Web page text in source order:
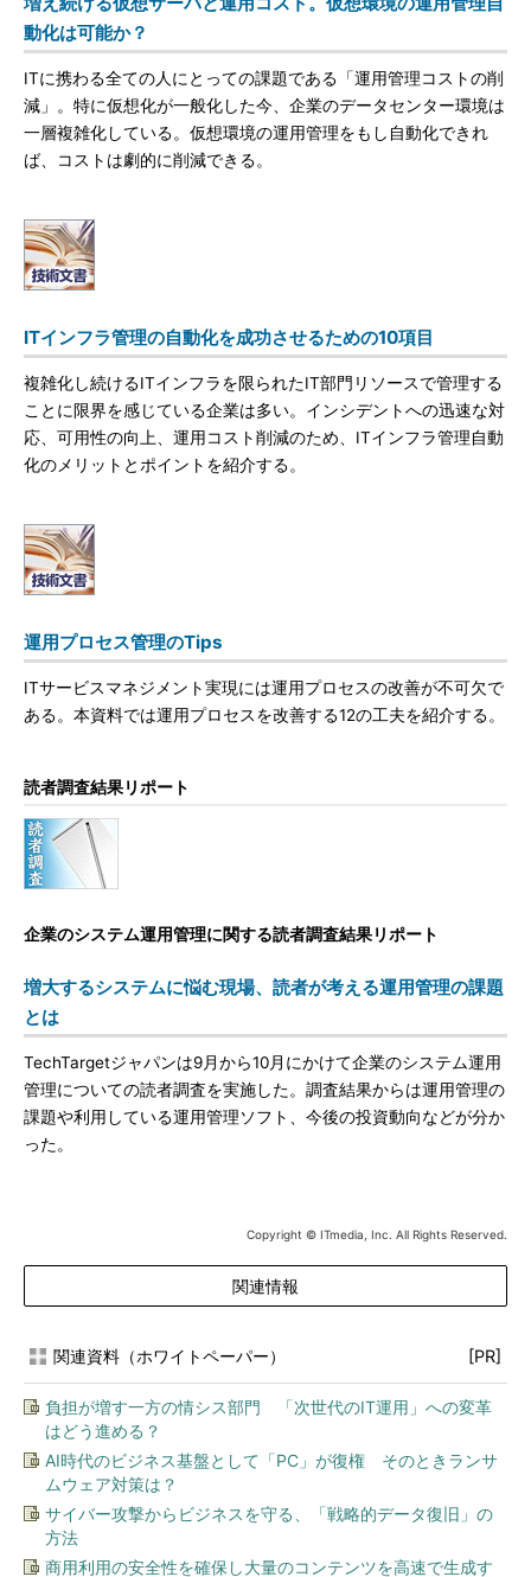
動化は可能か？
ITに携わる全ての人にとっての課題である「運用管理コストの削
減」。特に仮想化が一般化した今、企業のデータセンター環境は
一層複雑化している。仮想環境の運用管理をもし自動化できれ
ば、コストは劇的に削減できる。
ITインフラ管理の自動化を成功させるための10項目
複雑化し続けるITインフラを限られたIT部門リソースで管理する
ことに限界を感じている企業は多い。インシデントへの迅速な対
応、可用性の向上、運用コスト削減のため、ITインフラ管理自動
化のメリットとポイントを紹介する。
運用プロセス管理のTips
ITサービスマネジメント実現には運用プロセスの改善が不可欠で
ある。本資料では運用プロセスを改善する12の工夫を紹介する。
読者調査結果リポート
企業のシステム運用管理に関する読者調査結果リポート
増大するシステムに悩む現場、読者が考える運用管理の課題
とは
TechTargetジャパンは9月から10月にかけて企業のシステム運用
管理についての読者調査を実施した。調査結果からは運用管理の
課題や利用している運用管理ソフト、今後の投資動向などが分か
った。
Copyright © ITmedia, Inc. All Rights Reserved.
関連情報
関連資料（ホワイトペーパー） [PR]
負担が増す一方の情シス部門 「次世代のIT運用」への変革
はどう進める？
AI時代のビジネス基盤として「PC」が復権 そのときランサ
ムウェア対策は？
サイバー攻撃からビジネスを守る、「戦略的データ復旧」の
方法
商用利用の安全性を確保し大量のコンテンツを高速で生成す